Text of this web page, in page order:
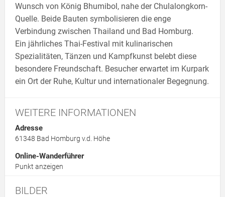
Wunsch von König Bhumibol, nahe der Chulalongkorn-
Quelle. Beide Bauten symbolisieren die enge
Verbindung zwischen Thailand und Bad Homburg.
Ein jährliches Thai-Festival mit kulinarischen
Spezialitäten, Tänzen und Kampfkunst belebt diese
besondere Freundschaft. Besucher erwartet im Kurpark
ein Ort der Ruhe, Kultur und internationaler Begegnung.
WEITERE INFORMATIONEN
Adresse
61348 Bad Homburg v.d. Höhe
Online-Wanderführer
Punkt anzeigen
BILDER